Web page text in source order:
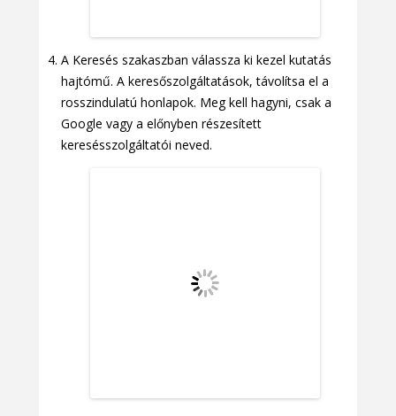
A Keresés szakaszban válassza ki kezel kutatás
hajtómű. A keresőszolgáltatások, távolítsa el a
rosszindulatú honlapok. Meg kell hagyni, csak a
Google vagy a előnyben részesített
keresésszolgáltatói neved.